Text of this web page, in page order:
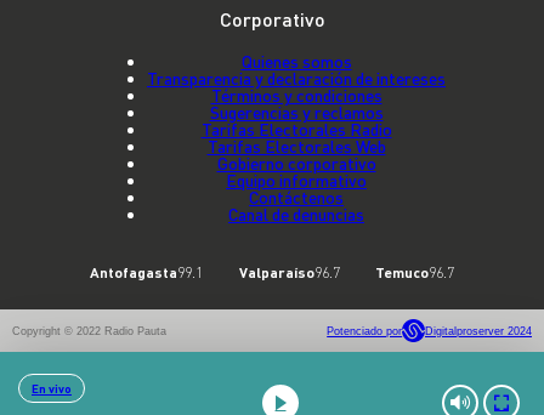
En vivo
Corporativo
Quienes somos
Transparencia y declaración de intereses
Términos y condiciones
Sugerencias y reclamos
Tarifas Electorales Radio
Tarifas Electorales Web
Gobierno corporativo
Equipo informativo
Contáctenos
Canal de denuncias
Antofagasta99.1 Valparaíso96.7 Temuco96.7
Copyright © 2022 Radio Pauta Potenciado por Digitalproserver 2024